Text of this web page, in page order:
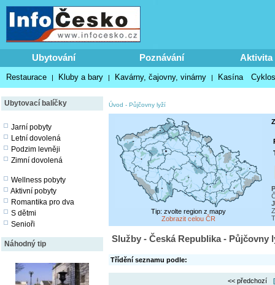
Ubytování Poznávání Aktivita
Restaurace | Kluby a bary | Kavárny, čajovny, vinárny | Kasína
Ubytovací balíčky
Jarní pobyty
Letní dovolená
Podzim levněji
Zimní dovolená
Wellness pobyty
Aktivní pobyty
Romantika pro dva
S dětmi
Senioři
Náhodný tip
Úvod - Půjčovny lyží
Tip: zvolte region z mapy
Zobrazit celou ČR
Služby - Česká Republika - Půjčovny
Třídění seznamu podle:
<< předchozí